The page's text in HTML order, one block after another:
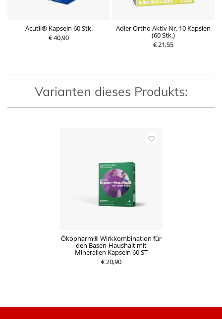
Acutil® Kapseln 60 Stk.
€ 40,90
Adler Ortho Aktiv Nr. 10 Kapslen
(60 Stk.)
€ 21,55
Varianten dieses Produkts:
Ökopharm® Wirkkombination für
den Basen-Haushalt mit
Mineralien Kapseln 60 ST
€ 20,90